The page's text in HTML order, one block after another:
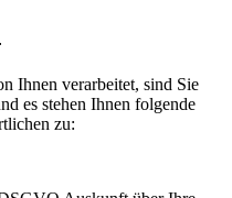
Ihnen verarbeitet, sind Sie
es stehen Ihnen folgende
zu: